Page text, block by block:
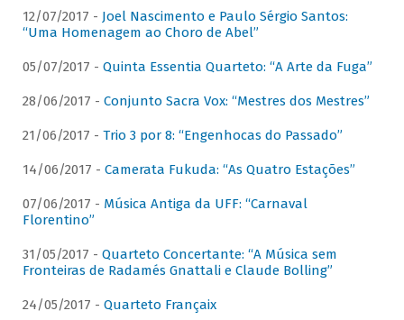
12/07/2017 - Joel Nascimento e Paulo Sérgio Santos:
“Uma Homenagem ao Choro de Abel”
05/07/2017 - Quinta Essentia Quarteto: “A Arte da Fuga”
28/06/2017 - Conjunto Sacra Vox: “Mestres dos Mestres”
21/06/2017 - Trio 3 por 8: “Engenhocas do Passado”
14/06/2017 - Camerata Fukuda: “As Quatro Estações”
07/06/2017 - Música Antiga da UFF: “Carnaval
Florentino”
31/05/2017 - Quarteto Concertante: “A Música sem
Fronteiras de Radamés Gnattali e Claude Bolling”
24/05/2017 - Quarteto Françaix